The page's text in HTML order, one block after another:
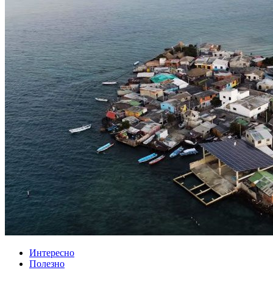
Интересно
Полезно